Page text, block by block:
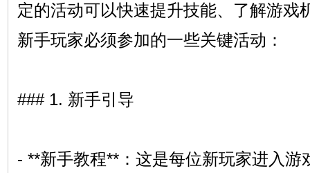
定的活动可以快速提升技能、了解游戏
新手玩家必须参加的一些关键活动：
### 1. 新手引导
- **新手教程**：这是每位新玩家进入游